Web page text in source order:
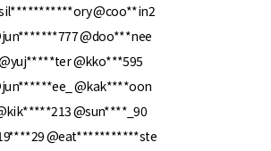
@coo**in2
@doo***nee
@kko***595
@kak****oon
@sun****_90
@eat***********ste